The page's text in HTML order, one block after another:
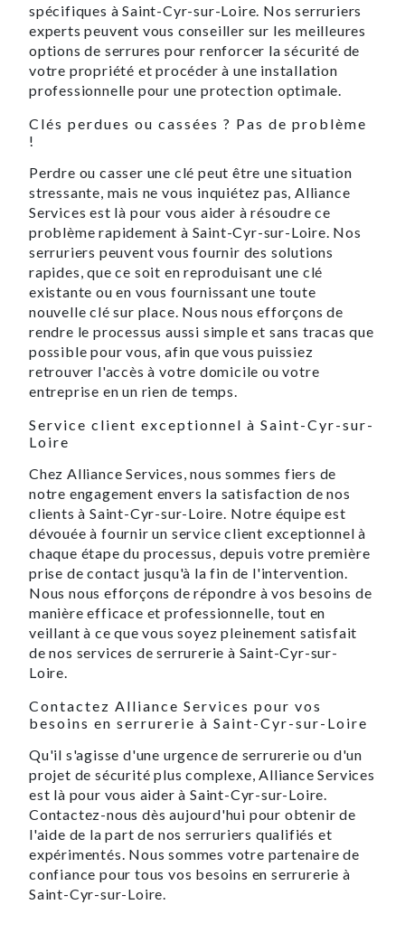
spécifiques à Saint-Cyr-sur-Loire. Nos serruriers
experts peuvent vous conseiller sur les meilleures
options de serrures pour renforcer la sécurité de
votre propriété et procéder à une installation
professionnelle pour une protection optimale.
Clés perdues ou cassées ? Pas de problème
!
Perdre ou casser une clé peut être une situation
stressante, mais ne vous inquiétez pas, Alliance
Services est là pour vous aider à résoudre ce
problème rapidement à Saint-Cyr-sur-Loire. Nos
serruriers peuvent vous fournir des solutions
rapides, que ce soit en reproduisant une clé
existante ou en vous fournissant une toute
nouvelle clé sur place. Nous nous efforçons de
rendre le processus aussi simple et sans tracas que
possible pour vous, afin que vous puissiez
retrouver l'accès à votre domicile ou votre
entreprise en un rien de temps.
Service client exceptionnel à Saint-Cyr-sur-
Loire
Chez Alliance Services, nous sommes fiers de
notre engagement envers la satisfaction de nos
clients à Saint-Cyr-sur-Loire. Notre équipe est
dévouée à fournir un service client exceptionnel à
chaque étape du processus, depuis votre première
prise de contact jusqu'à la fin de l'intervention.
Nous nous efforçons de répondre à vos besoins de
manière efficace et professionnelle, tout en
veillant à ce que vous soyez pleinement satisfait
de nos services de serrurerie à Saint-Cyr-sur-
Loire.
Contactez Alliance Services pour vos
besoins en serrurerie à Saint-Cyr-sur-Loire
Qu'il s'agisse d'une urgence de serrurerie ou d'un
projet de sécurité plus complexe, Alliance Services
est là pour vous aider à Saint-Cyr-sur-Loire.
Contactez-nous dès aujourd'hui pour obtenir de
l'aide de la part de nos serruriers qualifiés et
expérimentés. Nous sommes votre partenaire de
confiance pour tous vos besoins en serrurerie à
Saint-Cyr-sur-Loire.